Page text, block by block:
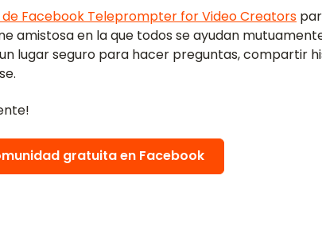
Facebook Teleprompter for Video Creators
amistosa en la que todos se ayudan
lugar seguro para hacer preguntas, compartir
gratuita en Facebook